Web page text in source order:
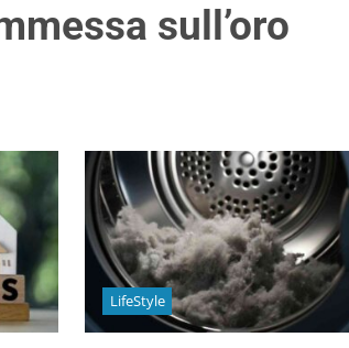
sull’oro
LifeStyle